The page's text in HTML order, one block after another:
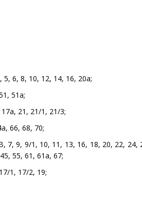
6, 8, 10, 12, 14, 16, 20а;
51а;
21, 21/1, 21/3;
66, 68, 70;
7, 9, 9/1, 10, 11, 13, 16, 18, 20, 22, 24,
55, 61, 61а, 67;
1, 17/2, 19;